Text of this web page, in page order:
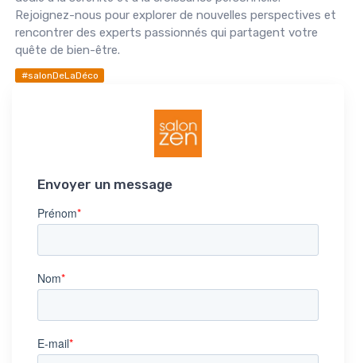
Rejoignez-nous pour explorer de nouvelles perspectives et
rencontrer des experts passionnés qui partagent votre
quête de bien-être.
#salonDeLaDéco
Envoyer un message